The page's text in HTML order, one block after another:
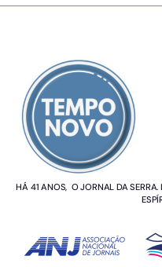
HÁ 41 ANOS, O JORNAL DA